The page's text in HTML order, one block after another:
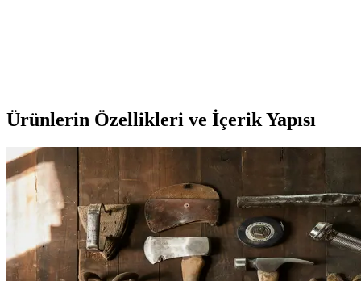
Ürünlerin Özellikleri ve İçerik Yapısı